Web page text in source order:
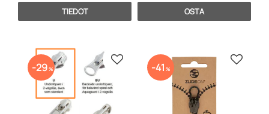
TIEDOT OSTA
29% Lisää suosikiksi
41 % Lisää